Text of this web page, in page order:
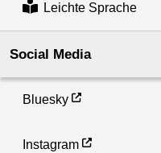
Leichte Sprache
Social Media
Bluesky
Instagram